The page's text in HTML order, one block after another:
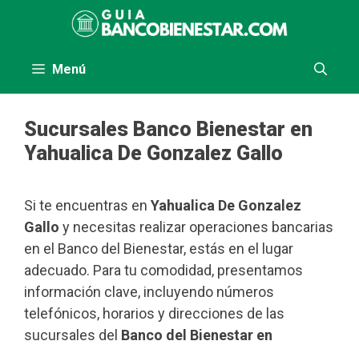
Menú
Sucursales Banco Bienestar en
Yahualica De Gonzalez Gallo
Si te encuentras en Yahualica De Gonzalez
Gallo y necesitas realizar operaciones bancarias
en el Banco del Bienestar, estás en el lugar
adecuado. Para tu comodidad, presentamos
información clave, incluyendo números
telefónicos, horarios y direcciones de las
sucursales del Banco del Bienestar en